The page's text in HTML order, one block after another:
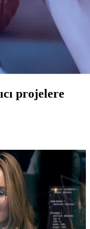
projelere